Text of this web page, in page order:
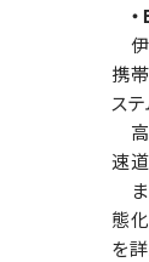
・
伊
携
ス
高
速
ま
態
を